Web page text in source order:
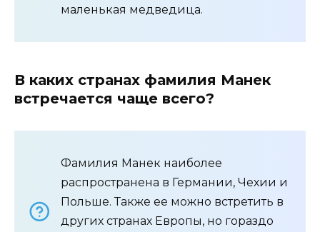
маленькая медведица.
В каких странах фамилия Манек
встречается чаще всего?
Фамилия Манек наиболее
распространена в Германии, Чехии и
Польше. Также ее можно встретить в
других странах Европы, но гораздо